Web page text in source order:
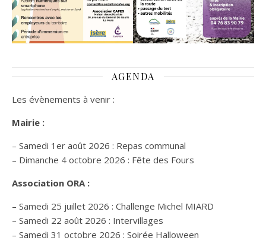
AGENDA
Les évènements à venir :
Mairie :
– Samedi 1er août 2026 : Repas communal
– Dimanche 4 octobre 2026 : Fête des Fours
Association ORA :
– Samedi 25 juillet 2026 : Challenge Michel MIARD
– Samedi 22 août 2026 : Intervillages
– Samedi 31 octobre 2026 : Soirée Halloween